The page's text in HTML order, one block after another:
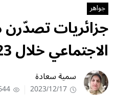
جواهر
جزائريات تصدّرن
الاجتماعي خلال 2023
سمية سعادة
2023/12/17